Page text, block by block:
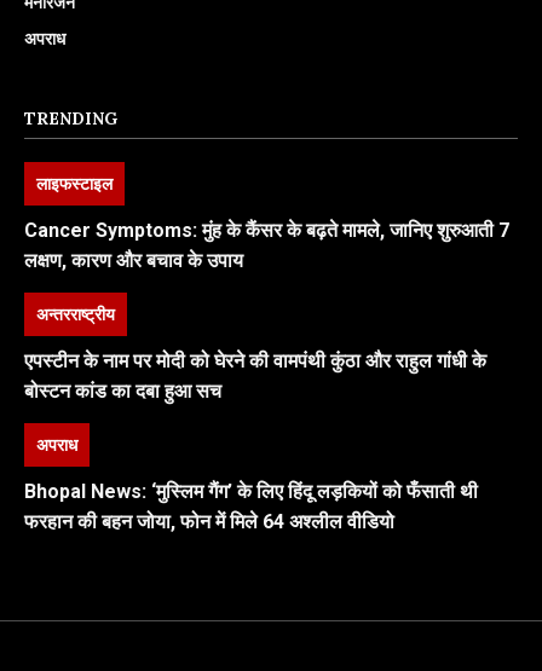
अपराध
TRENDING
लाइफस्टाइल
Cancer Symptoms: मुंह के कैंसर के बढ़ते मामले, जानिए शुरुआती 7
लक्षण, कारण और बचाव के उपाय
अन्तरराष्ट्रीय
एपस्टीन के नाम पर मोदी को घेरने की वामपंथी कुंठा और राहुल गांधी के
बोस्टन कांड का दबा हुआ सच
अपराध
Bhopal News: ‘मुस्लिम गैंग’ के लिए हिंदू लड़कियों को फँसाती थी
फरहान की बहन जोया, फोन में मिले 64 अश्लील वीडियो